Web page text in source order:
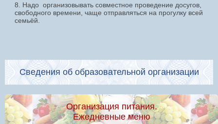
8. Надо организовывать совместное проведение досугов,
свободного времени, чаще отправляться на прогулку всей
семьёй.
Сведения об образовательной организации
Организация питания.
Ежедневные меню